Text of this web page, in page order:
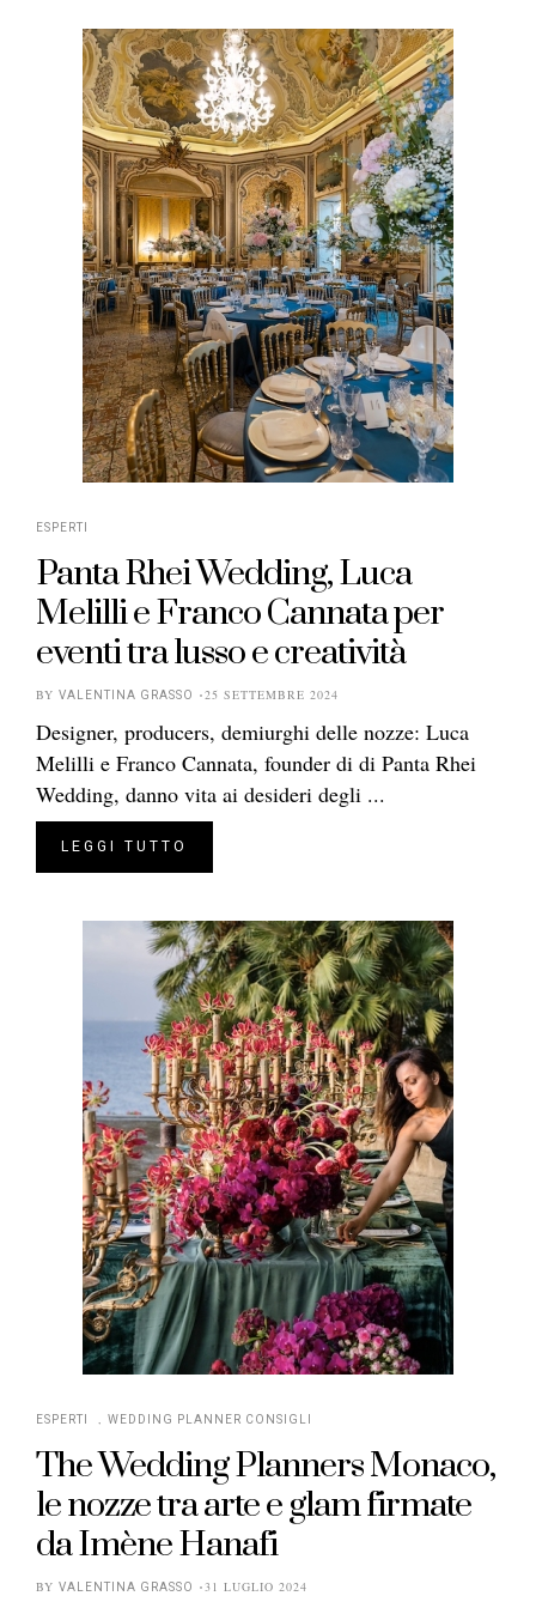
ESPERTI
Panta Rhei Wedding, Luca
Melilli e Franco Cannata per
eventi tra lusso e creatività
BY VALENTINA GRASSO 25 SETTEMBRE 2024
Designer, producers, demiurghi delle nozze: Luca
Melilli e Franco Cannata, founder di di Panta Rhei
Wedding, danno vita ai desideri degli ...
LEGGI TUTTO
ESPERTI WEDDING PLANNER CONSIGLI
The Wedding Planners Monaco,
le nozze tra arte e glam firmate
da Imène Hanafi
BY VALENTINA GRASSO 31 LUGLIO 2024